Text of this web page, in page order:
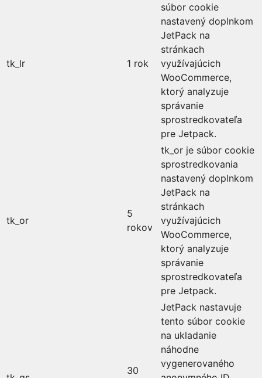
tk_lr 1 rok
súbor cookie
nastavený doplnkom
JetPack na
stránkach
využívajúcich
WooCommerce,
ktorý analyzuje
správanie
sprostredkovateľa
pre Jetpack.
tk_or
5
rokov
tk_or je súbor cookie
sprostredkovania
nastavený doplnkom
JetPack na
stránkach
využívajúcich
WooCommerce,
ktorý analyzuje
správanie
sprostredkovateľa
pre Jetpack.
30
JetPack nastavuje
tento súbor cookie
na ukladanie
náhodne
vygenerovaného